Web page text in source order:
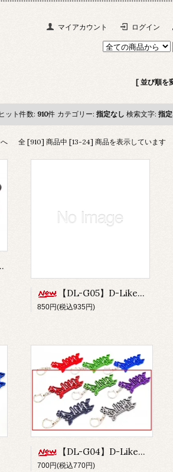
マイアカウント ログイン
[ 並び順を
ヒット件数: 910件 カテゴリー: 指定なし 検索文字: 指
全 [910] 商品中 [13-24] 商品を表示しています
【DL-G05】D-Likeキーホルダー type.B-Big
850円(税込935円)
【DL-G04】D-Likeキーホルダー type.A-Small マルチカラーバージョン
700円(税込770円)